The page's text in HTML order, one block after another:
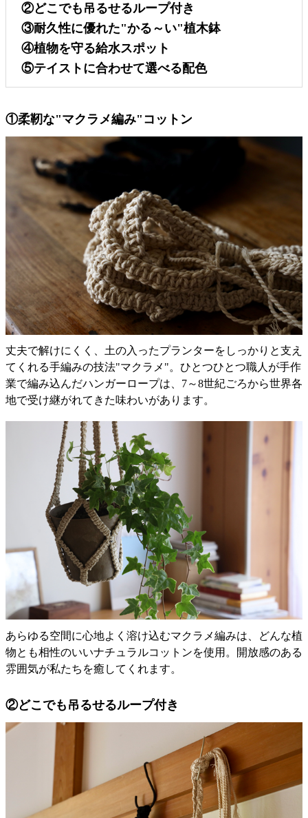
②どこでも吊るせるループ付き
③耐久性に優れた"かる～い"植木鉢
④植物を守る給水スポット
⑤テイストに合わせて選べる配色
①柔靭な"マクラメ編み"コットン
丈夫で解けにくく、土の入ったプランターをしっかりと支え
てくれる手編みの技法"マクラメ"。ひとつひとつ職人が手作
業で編み込んだハンガーロープは、7～8世紀ごろから世界各
地で受け継がれてきた味わいがあります。
あらゆる空間に心地よく溶け込むマクラメ編みは、どんな植
物とも相性のいいナチュラルコットンを使用。開放感のある
雰囲気が私たちを癒してくれます。
②どこでも吊るせるループ付き